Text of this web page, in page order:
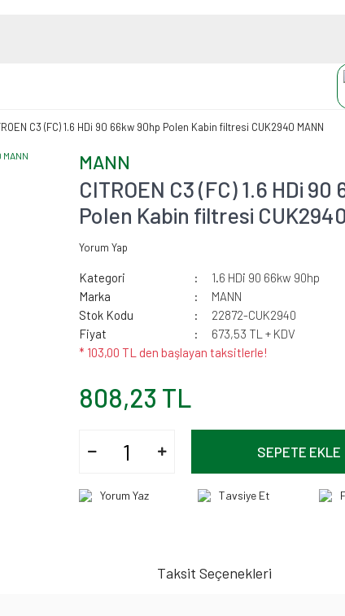
C3 (FC) 1.6 HDi 90 66kw 90hp Polen Kabin filtresi CUK2940 MANN
MANN
CITROEN C3 (FC) 1.6 HDi
Polen Kabin filtresi
Yorum Yap
Kategori
1.6 HDi 90 66kw 90hp
Marka
MANN
Stok Kodu
22872-CUK2940
Fiyat
673,53 TL + KDV
* 103,00 TL den başlayan taksitlerle!
808,23 TL
SEPETE EKLE
Yorum Yaz Tavsiye Et
Taksit Seçenekleri